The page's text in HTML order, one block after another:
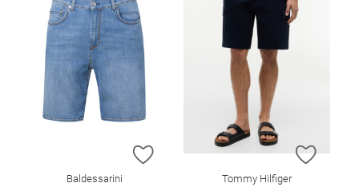
ZUR WUNSCHLISTE HINZUFÜGEN
Baldessarini
ZUR
Tommy Hilfiger